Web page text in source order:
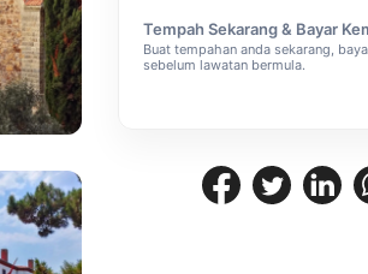
Tempah Sekarang & Bayar
Buat tempahan anda sekarang,
sebelum lawatan bermula.